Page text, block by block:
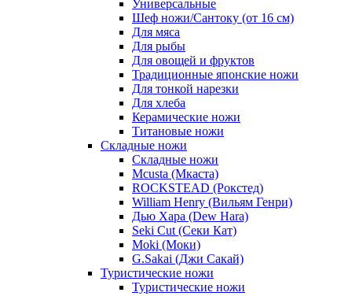
Универсальные
Шеф ножи/Сантоку (от 16 см)
Для мяса
Для рыбы
Для овощей и фруктов
Традиционные японские ножи
Для тонкой нарезки
Для хлеба
Керамические ножи
Титановые ножи
Складные ножи
Складные ножи
Mcusta (Мкаста)
ROCKSTEAD (Рокстед)
William Henry (Вильям Генри)
Дью Хара (Dew Hara)
Seki Cut (Секи Кат)
Moki (Моки)
G.Sakai (Джи Сакай)
Туристические ножи
Туристические ножи